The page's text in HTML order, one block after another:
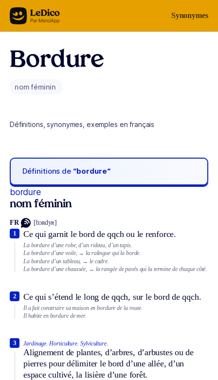
Aller au contenu Synonymes
Bordure
nom féminin
Définitions, synonymes, exemples en français
Définitions de “bordure“
bordure
nom féminin
FR [bɔʀdyʀ]
Ce qui garnit le bord de qqch ou le renforce.
1
La bordure d’une robe, d’un rideau, d’un tapis.
La bordure d’une voile, → la ralingue qui la borde.
La bordure d’un tableau, → le cadre.
La bordure d’une chaussée, → la rangée de pavés qui la termine de chaque côté.
Ce qui s’étend le long de qqch, sur le bord de qqch.
2
Il a fait construire sa maison en bordure de la route.
Il habite en bordure de mer.
Jardinage. Horticulture. Sylviculture.
Alignement de plantes, d’arbres, d’arbustes ou de
pierres pour délimiter le bord d’une allée, d’un
espace cultivé, la lisière d’une forêt.
3